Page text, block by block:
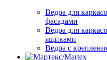
Ведра для
фасадами
Ведра для
ящиками
Ведра с